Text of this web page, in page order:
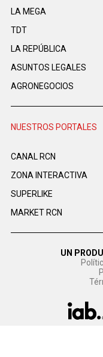
LA MEGA
TDT
LA REPÚBLICA
ASUNTOS LEGALES
AGRONEGOCIOS
NUESTROS PORTALES
CANAL RCN
ZONA INTERACTIVA
SUPERLIKE
MARKET RCN
UN